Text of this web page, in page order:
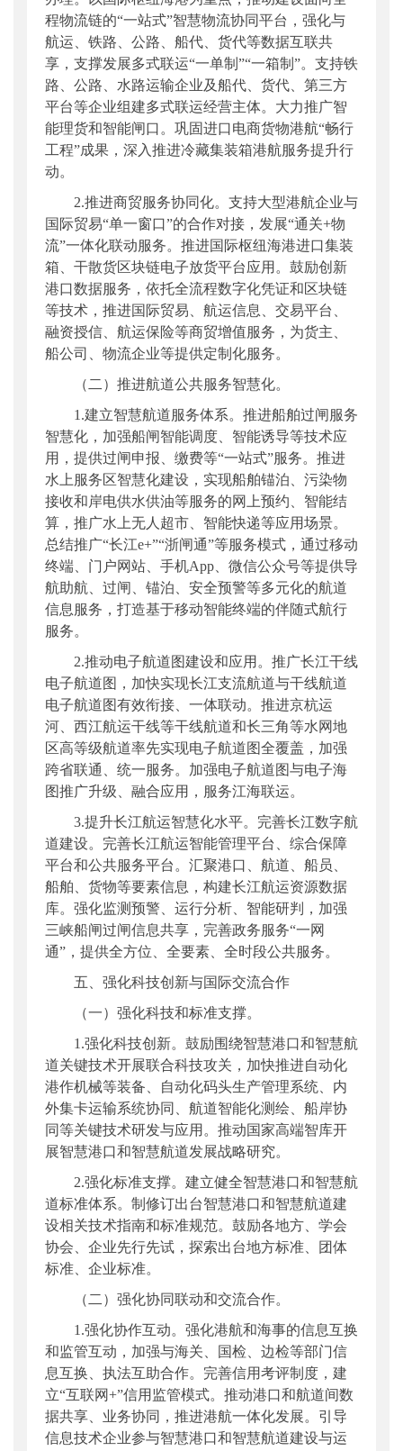
程物流链的“一站式”智慧物流协同平台，强化与
航运、铁路、公路、船代、货代等数据互联共
享，支撑发展多式联运“一单制”“一箱制”。支持铁
路、公路、水路运输企业及船代、货代、第三方
平台等企业组建多式联运经营主体。大力推广智
能理货和智能闸口。巩固进口电商货物港航“畅行
工程”成果，深入推进冷藏集装箱港航服务提升行
动。
2.推进商贸服务协同化。支持大型港航企业与
国际贸易“单一窗口”的合作对接，发展“通关+物
流”一体化联动服务。推进国际枢纽海港进口集装
箱、干散货区块链电子放货平台应用。鼓励创新
港口数据服务，依托全流程数字化凭证和区块链
等技术，推进国际贸易、航运信息、交易平台、
融资授信、航运保险等商贸增值服务，为货主、
船公司、物流企业等提供定制化服务。
（二）推进航道公共服务智慧化。
1.建立智慧航道服务体系。推进船舶过闸服务
智慧化，加强船闸智能调度、智能诱导等技术应
用，提供过闸申报、缴费等“一站式”服务。推进
水上服务区智慧化建设，实现船舶锚泊、污染物
接收和岸电供水供油等服务的网上预约、智能结
算，推广水上无人超市、智能快递等应用场景。
总结推广“长江e+”“浙闸通”等服务模式，通过移动
终端、门户网站、手机App、微信公众号等提供导
航助航、过闸、锚泊、安全预警等多元化的航道
信息服务，打造基于移动智能终端的伴随式航行
服务。
2.推动电子航道图建设和应用。推广长江干线
电子航道图，加快实现长江支流航道与干线航道
电子航道图有效衔接、一体联动。推进京杭运
河、西江航运干线等干线航道和长三角等水网地
区高等级航道率先实现电子航道图全覆盖，加强
跨省联通、统一服务。加强电子航道图与电子海
图推广升级、融合应用，服务江海联运。
3.提升长江航运智慧化水平。完善长江数字航
道建设。完善长江航运智能管理平台、综合保障
平台和公共服务平台。汇聚港口、航道、船员、
船舶、货物等要素信息，构建长江航运资源数据
库。强化监测预警、运行分析、智能研判，加强
三峡船闸过闸信息共享，完善政务服务“一网
通”，提供全方位、全要素、全时段公共服务。
五、强化科技创新与国际交流合作
（一）强化科技和标准支撑。
1.强化科技创新。鼓励围绕智慧港口和智慧航
道关键技术开展联合科技攻关，加快推进自动化
港作机械等装备、自动化码头生产管理系统、内
外集卡运输系统协同、航道智能化测绘、船岸协
同等关键技术研发与应用。推动国家高端智库开
展智慧港口和智慧航道发展战略研究。
2.强化标准支撑。建立健全智慧港口和智慧航
道标准体系。制修订出台智慧港口和智慧航道建
设相关技术指南和标准规范。鼓励各地方、学会
协会、企业先行先试，探索出台地方标准、团体
标准、企业标准。
（二）强化协同联动和交流合作。
1.强化协作互动。强化港航和海事的信息互换
和监管互动，加强与海关、国检、边检等部门信
息互换、执法互助合作。完善信用考评制度，建
立“互联网+”信用监管模式。推动港口和航道间数
据共享、业务协同，推进港航一体化发展。引导
信息技术企业参与智慧港口和智慧航道建设与运